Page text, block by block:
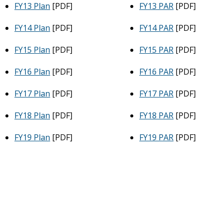
FY13 Plan [PDF] FY13 PAR [PDF]
FY14 Plan [PDF] FY14 PAR [PDF]
FY15 Plan [PDF] FY15 PAR [PDF]
FY16 Plan [PDF] FY16 PAR [PDF]
FY17 Plan [PDF] FY17 PAR [PDF]
FY18 Plan [PDF] FY18 PAR [PDF]
FY19 Plan [PDF] FY19 PAR [PDF]